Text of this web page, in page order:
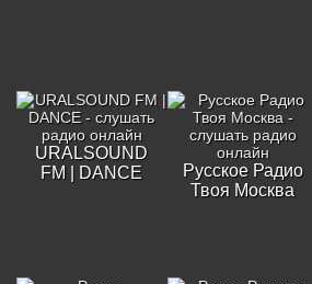
URALSOUND
FM | DANCE
Русское Радио
Твоя Москва